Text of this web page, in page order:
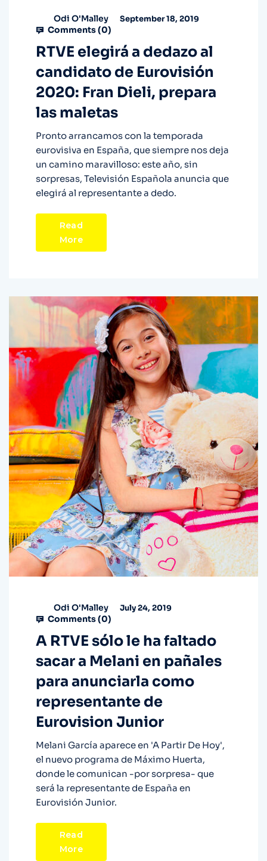
Odi O'Malley September 18, 2019
Comments (0)
RTVE elegirá a dedazo al
candidato de Eurovisión
2020: Fran Dieli, prepara
las maletas
Pronto arrancamos con la temporada
eurovisiva en España, que siempre nos deja
un camino maravilloso: este año, sin
sorpresas, Televisión Española anuncia que
elegirá al representante a dedo.
Read
More
Odi O'Malley July 24, 2019
Comments (0)
A RTVE sólo le ha faltado
sacar a Melani en pañales
para anunciarla como
representante de
Eurovision Junior
Melani García aparece en 'A Partir De Hoy',
el nuevo programa de Máximo Huerta,
donde le comunican -por sorpresa- que
será la representante de España en
Eurovisión Junior.
Read
More